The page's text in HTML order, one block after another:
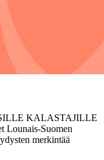
KALASTAJILLE
Lounais-Suomen
merkintää